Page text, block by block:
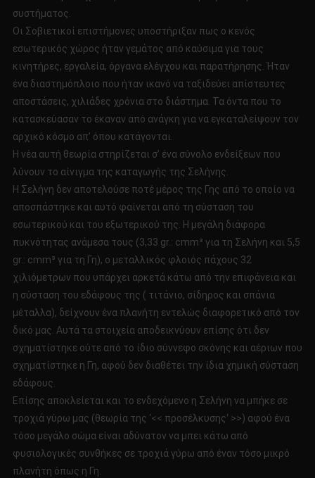
συστήματος.
Οι Σοβιετικοί επιστήμονες υποστήριξαν πως ο κενός
εσωτερικός χώρος ήταν γεμάτος από καύσιμα για τους
κινητήρες, εργαλεία, όργανα ελέγχου και παρατήρησης. Ήταν
ένα διαστημόπλοιο που ήταν ικανό να ταξιδεύει απίστευτες
αποστάσεις, χιλιάδες χρόνια στο διάστημα. Τα όντα που το
κατασκεύασαν το έκαναν από ανάγκη για να εγκαταλείψουν τον
αρχικό κόσμο απ’ όπου κατάγονται.
Η νέα αυτή θεωρία στηρίζεται σ’ ένα σύνολο ενδείξεων που
λύνουν το αίνιγμα της καταγωγής της Σελήνης.
Η Σελήνη δεν αποτελούσε ποτέ μέρος της Γης από το οποίο να
αποσπάστηκε και αυτό φαίνεται από τη σύσταση του
εσωτερικού και του εξωτερικού της. Η μεγάλη διάφορα
πυκνότητας ανάμεσα τους (3,33 gr.: cmm³ για τη Σελήνη και 5,5
gr.: cmm³ για τη Γη), ο μεταλλικός φλοιός πάχους 32
χιλιόμετρων που υπάρχει αρκετά κάτω από την επιφάνεια και
η σύσταση του εδάφους της ( τιτάνιο, σίδηρος και σπάνια
μέταλλα), δείχνουν ένα πλανήτη εντελώς διαφορετικό από τον
δικό μας. Αυτά τα στοιχεία αποδεικνύουν επίσης ότι δεν
σχηματίστηκε ούτε από το ίδιο σύννεφο σκόνης και αέριων που
σχηματίστηκε η Γη, αφού δεν διαθέτει την ίδια χημική σύσταση
εδάφους.
Επίσης αποκλείεται και το ενδεχόμενο η Σελήνη να μπήκε σε
τροχιά γύρω μας (θεωρία της ‘<< προσέλκυσης‘ >>) αφού ένα
τόσο μεγάλο σώμα είναι αδύνατον να μπει κάτω από
φυσιολογικές συνθήκες σε τροχιά γύρω από έναν τόσο μικρό
πλανήτη όπως η Γη.